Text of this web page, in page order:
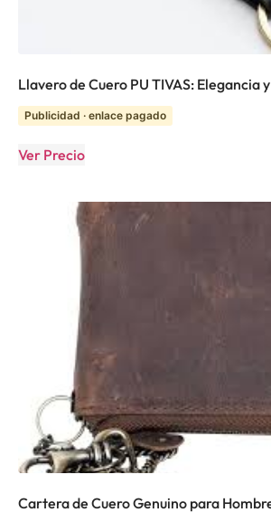
Llavero de Cuero PU TIVAS: Elegancia
Publicidad · enlace pagado
Ver Precio
Cartera de Cuero Genuino para